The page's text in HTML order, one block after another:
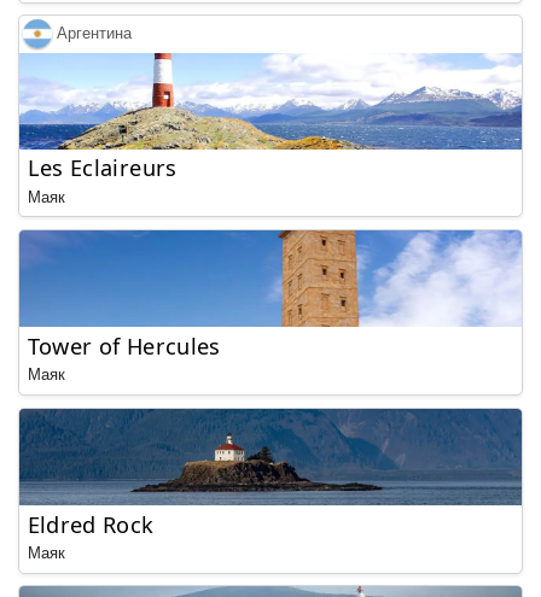
Аргентина
Les Eclaireurs
Маяк
Tower of Hercules
Маяк
Eldred Rock
Маяк